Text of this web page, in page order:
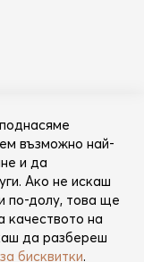
възможно най-
и да
Ако не искаш
по-долу, това ще
качеството на
да разбереш
бисквитки.